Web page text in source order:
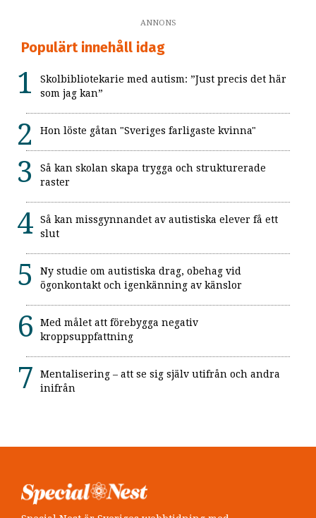
ANNONS
Populärt innehåll idag
Skolbibliotekarie med autism: ”Just precis det här
som jag kan”
Hon löste gåtan "Sveriges farligaste kvinna"
Så kan skolan skapa trygga och strukturerade
raster
Så kan missgynnandet av autistiska elever få ett
slut
Ny studie om autistiska drag, obehag vid
ögonkontakt och igenkänning av känslor
Med målet att förebygga negativ
kroppsuppfattning
Mentalisering – att se sig själv utifrån och andra
inifrån